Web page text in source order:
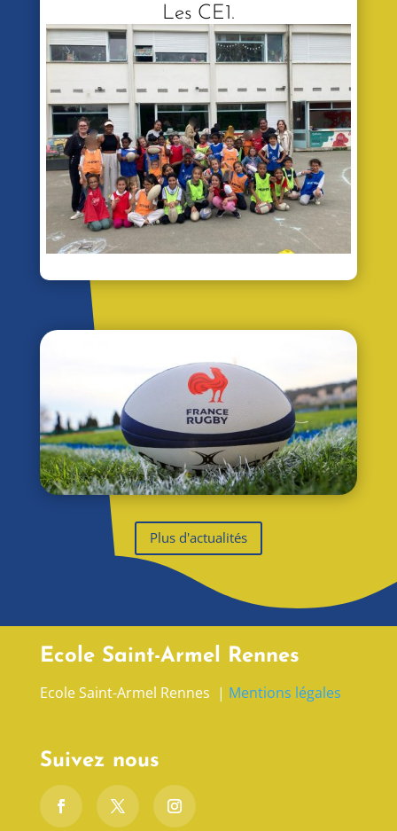
Les CE1.
Plus d'actualités
Ecole Saint-Armel Rennes
Ecole Saint-Armel Rennes | Mentions légales
Suivez nous